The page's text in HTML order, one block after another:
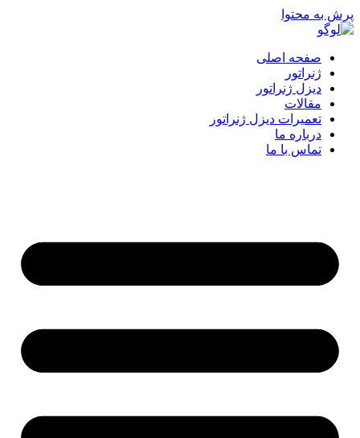
پرش به محتوا
صفحه اصلی
ژنراتور
دیزل ژنراتور
مقالات
تعمیرات دیزل ژنراتور
درباره ما
تماس با ما